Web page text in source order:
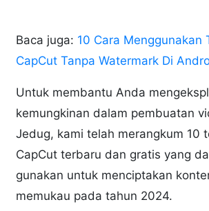
Baca juga: 10 Cara Menggunakan
CapCut Tanpa Watermark Di
Untuk membantu Anda
kemungkinan dalam pembuatan
Jedug, kami telah merangkum 10
CapCut terbaru dan gratis yang
gunakan untuk menciptakan
memukau pada tahun 2024.